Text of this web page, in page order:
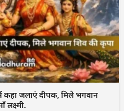
कहा जलाएं दीपक, मिले भगवान